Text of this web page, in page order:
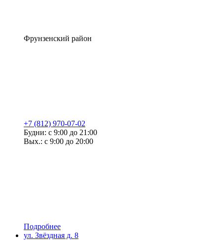
Фрунзенский район
+7 (812) 970-07-02
Будни: с 9:00 до 21:00
Вых.: с 9:00 до 20:00
Подробнее
ул. Звёздная д. 8